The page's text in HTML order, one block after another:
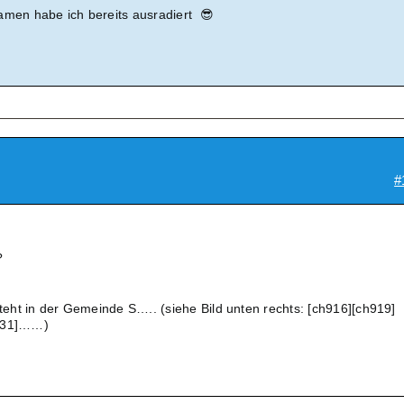
habe ich bereits ausradiert 😎
in der Gemeinde S….. (siehe Bild unten rechts: [ch916][ch919]